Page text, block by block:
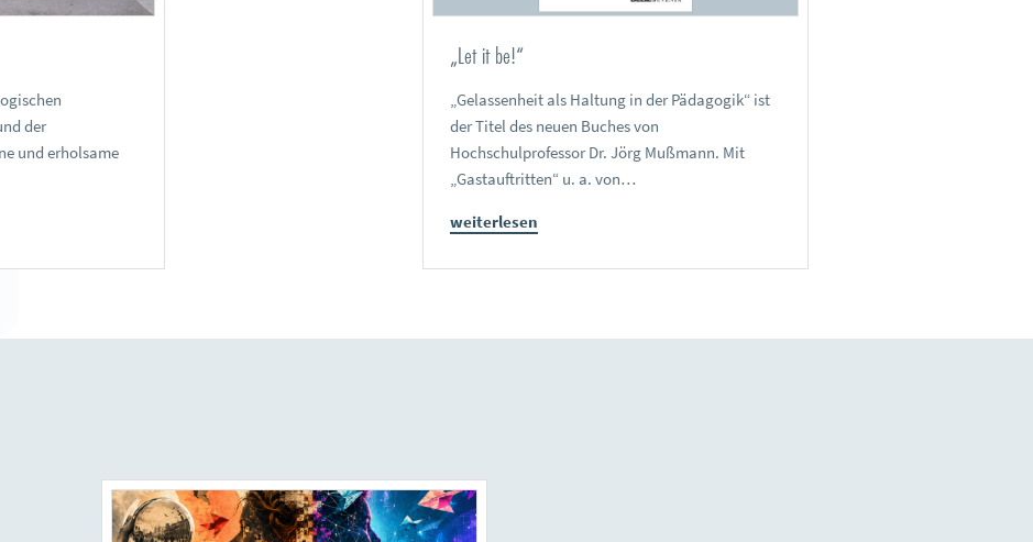
der
und erholsame
„Let it be!“
„Gelassenheit als Haltung in der Pädagogik“ ist
der Titel des neuen Buches von
Hochschulprofessor Dr. Jörg Mußmann. Mit
„Gastauftritten“ u. a. von…
weiterlesen